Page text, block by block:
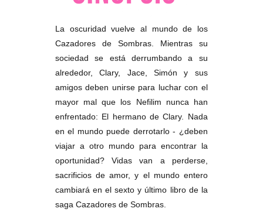
La oscuridad vuelve al mundo de los
Cazadores de Sombras. Mientras su
sociedad se está derrumbando a su
alrededor, Clary, Jace, Simón y sus
amigos deben unirse para luchar con el
mayor mal que los Nefilim nunca han
enfrentado: El hermano de Clary. Nada
en el mundo puede derrotarlo - ¿deben
viajar a otro mundo para encontrar la
oportunidad? Vidas van a perderse,
sacrificios de amor, y el mundo entero
cambiará en el sexto y último libro de la
saga Cazadores de Sombras.